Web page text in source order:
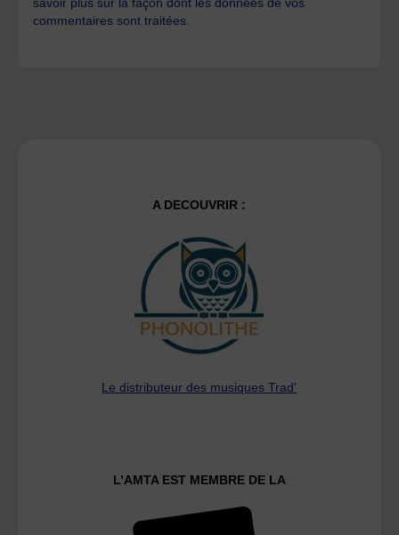
commentaires sont traitées
A DECOUVRIR :
Le distributeur des musiques Trad'
L’AMTA EST MEMBRE DE LA